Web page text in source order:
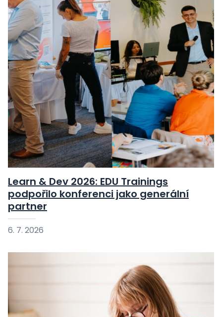
Learn & Dev 2026: EDU Trainings
podpořilo konferenci jako generální
partner
6. 7. 2026